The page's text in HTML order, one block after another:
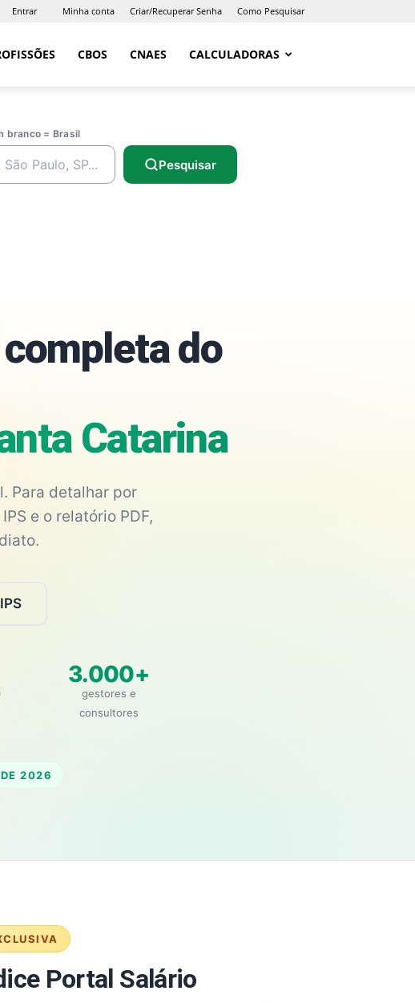
Entrar Minha conta Criar/Recuperar Senha Como Pesquisar
CBOS CNAES CALCULADORAS
branco = Brasil
Pesquisar
do
Catarina
Para detalhar por
e o relatório PDF,
3.000+
gestores e
consultores
2026
Portal Salário